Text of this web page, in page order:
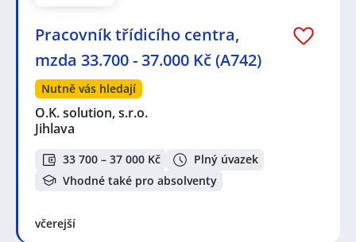
Pracovník třídicího centra,
mzda 33.700 - 37.000 Kč (A742)
Nutně vás hledají
O.K. solution, s.r.o.
Jihlava
33 700 – 37 000 Kč
Plný úvazek
Vhodné také pro absolventy
včerejší